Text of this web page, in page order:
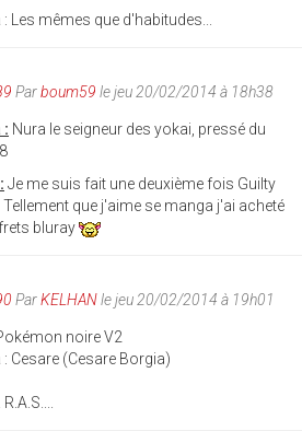
: Les mêmes que d'habitudes...
Parboum59 le jeu 20/02/2014 à 18h38
: Nura le seigneur des yokai, pressé du
Je me suis fait une deuxième fois Guilty
Tellement que j'aime se manga j'ai acheté
bluray
ParKELHANle jeu 20/02/2014 à 19h01
noire V2
: Cesare (Cesare Borgia)